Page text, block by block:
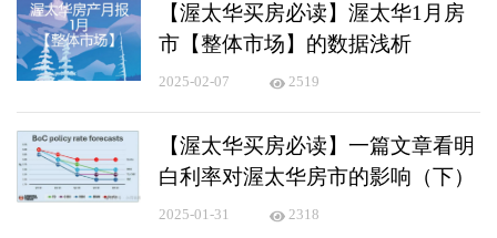
【渥太华买房必读】渥太华1月房
市【整体市场】的数据浅析
2025-02-07 2519
【渥太华买房必读】一篇文章看明
白利率对渥太华房市的影响（下）
2025-01-31 2318